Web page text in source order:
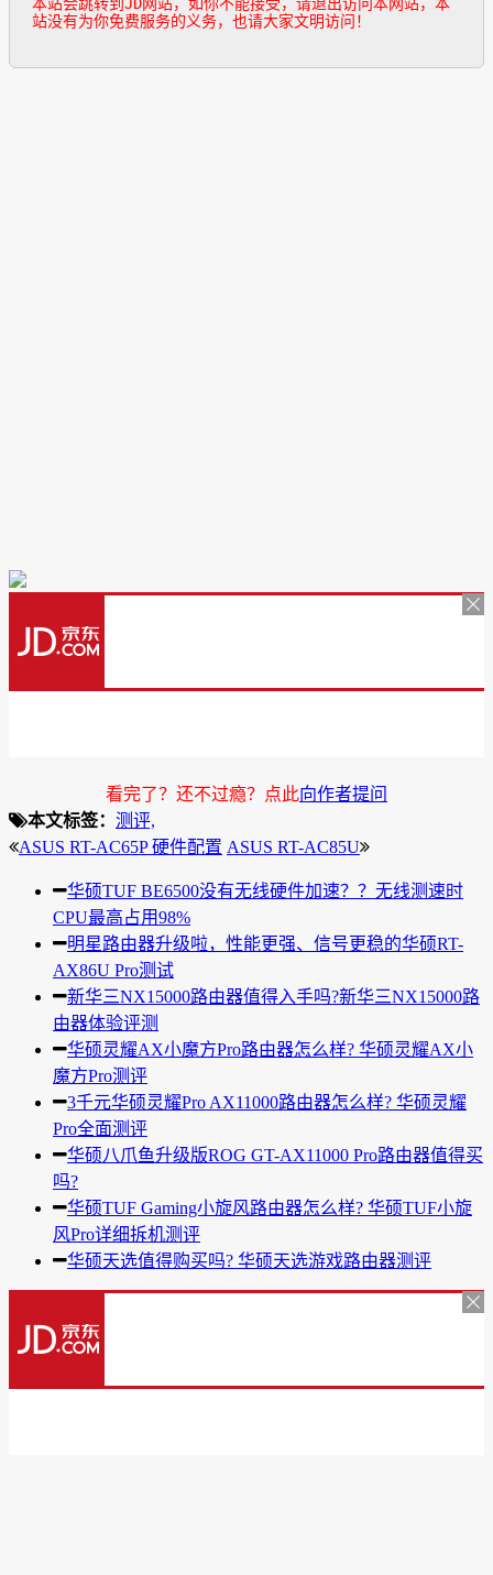
站没有为你免费服务的义务，也请大家文明访问！
看完了？还不过瘾？点此向作者提问
本文标签： 测评,
ASUS RT-AC65P 硬件配置 ASUS RT-AC85U
华硕TUF BE6500没有无线硬件加速？？无线测速时
CPU最高占用98%
明星路由器升级啦，性能更强、信号更稳的华硕RT-
AX86U Pro测试
新华三NX15000路由器值得入手吗?新华三NX15000路
由器体验评测
华硕灵耀AX小魔方Pro路由器怎么样? 华硕灵耀AX小
魔方Pro测评
3千元华硕灵耀Pro AX11000路由器怎么样? 华硕灵耀
Pro全面测评
华硕八爪鱼升级版ROG GT-AX11000 Pro路由器值得买
吗?
华硕TUF Gaming小旋风路由器怎么样? 华硕TUF小旋
风Pro详细拆机测评
华硕天选值得购买吗? 华硕天选游戏路由器测评